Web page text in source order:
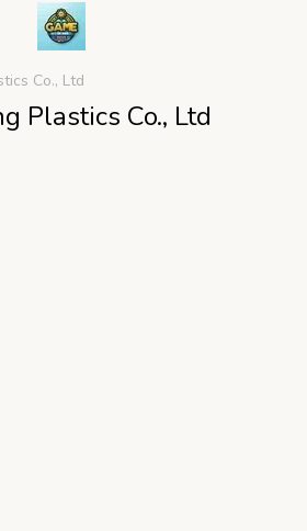
Co., Ltd
Plastics Co., Ltd